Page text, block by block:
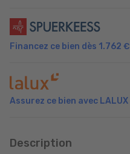
Financez ce bien dès 1.762 €
Assurez ce bien avec LALUX
Description